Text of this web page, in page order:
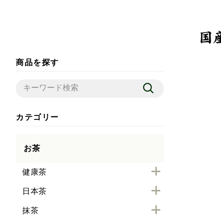
商品を探す
カテゴリー
お茶
健康茶
日本茶
抹茶